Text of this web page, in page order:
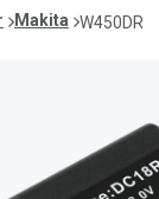
Makita W450DR